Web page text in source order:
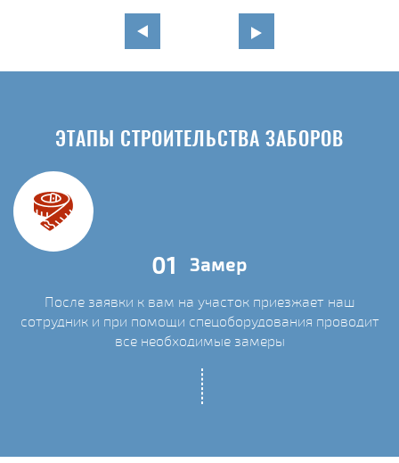
ЭТАПЫ СТРОИТЕЛЬСТВА ЗАБОРОВ
01 Замер
После заявки к вам на участок приезжает наш
сотрудник и при помощи спецоборудования проводит
все необходимые замеры